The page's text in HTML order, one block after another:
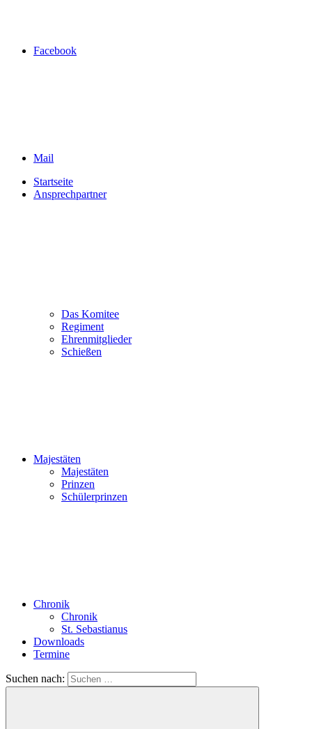
Facebook
Mail
Startseite
Ansprechpartner
Das Komitee
Regiment
Ehrenmitglieder
Schießen
Majestäten
Majestäten
Prinzen
Schülerprinzen
Chronik
Chronik
St. Sebastianus
Downloads
Termine
Suchen nach: